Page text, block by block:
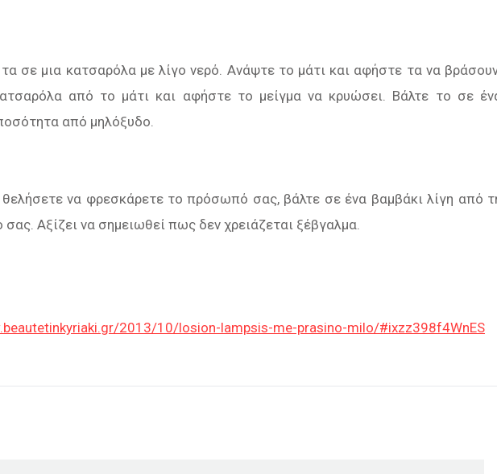
σε μια κατσαρόλα με λίγο νερό. Ανάψτε το μάτι και αφήστε τα να
από το μάτι και αφήστε το μείγμα να κρυώσει. Βάλτε το σε
από μηλόξυδο.
να φρεσκάρετε το πρόσωπό σας, βάλτε σε ένα βαμβάκι λίγη από
Αξίζει να σημειωθεί πως δεν χρειάζεται ξέβγαλμα.
2013/10/losion-lampsis-me-prasino-milo/#ixzz398f4WnES